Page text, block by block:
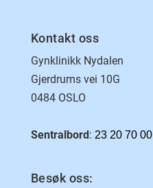
Kontakt oss
Gynklinikk Nydalen
Gjerdrums vei 10G
0484 OSLO
Sentralbord: 23 20 70 00
Besøk oss: